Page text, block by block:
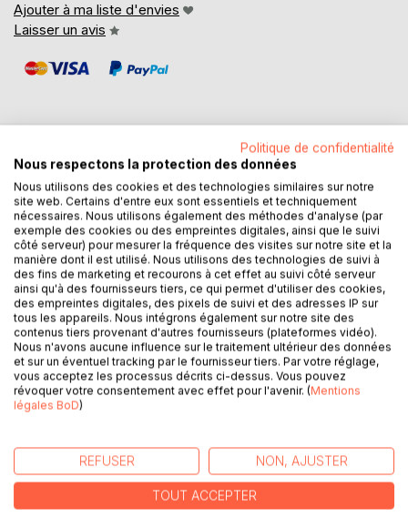
Ajouter à ma liste d'envies
Laisser un avis
DESCRIPTION
Onze jours de siège est une comédie en trois actes et en
prose, écrite par Jules Verne, en collaboration avec
Charles Wallut, dont la rédaction débuta en 1856 et se
déroula jusqu'en 1860. Elle fut jouée pour la première fois,
au Théâtre du Vaudeville, le 1er juin 1861.
Robert et Laurence Maubray se sont mariés à l'île Maurice,
dont le jeune homme est originaire. Ils viennent se fixer à
Paris, où leur bonheur serait sans ombre, si Robert n'aimait
par trop sa liberté.
se rendre au Cercle ou sortir entre garçons. Laurence en
devient vite jalouse. Durant une conversation avec deux de
ses amis, le médecin Maxime Duvernet et le notaire
Roquefeuille, Robert vient à parler du consul de France qui
Politique de confidentialité
Nous respectons la protection des données
Nous utilisons des cookies et des technologies similaires sur notre
site web. Certains d'entre eux sont essentiels et techniquement
nécessaires. Nous utilisons également des méthodes d'analyse (par
exemple des cookies ou des empreintes digitales, ainsi que le suivi
côté serveur) pour mesurer la fréquence des visites sur notre site et la
manière dont il est utilisé. Nous utilisons des technologies de suivi à
des fins de marketing et recourons à cet effet au suivi côté serveur
ainsi qu'à des fournisseurs tiers, ce qui permet d'utiliser des cookies,
des empreintes digitales, des pixels de suivi et des adresses IP sur
tous les appareils. Nous intégrons également sur notre site des
contenus tiers provenant d'autres fournisseurs (plateformes vidéo).
Nous n'avons aucune influence sur le traitement ultérieur des données
et sur un éventuel tracking par le fournisseur tiers. Par votre réglage,
vous acceptez les processus décrits ci-dessus. Vous pouvez
révoquer votre consentement avec effet pour l'avenir. (Mentions
légales BoD)
REFUSER NON, AJUSTER
TOUT ACCEPTER